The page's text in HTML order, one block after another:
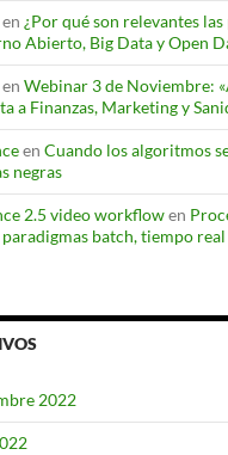
en ¿Por qué son relevantes
Abierto, Big Data y Open
en Webinar 3 de Noviembre:
a Finanzas, Marketing y
en Cuando los algoritmos
negras
2.5 video workflowen
paradigmas batch, tiempo
2022